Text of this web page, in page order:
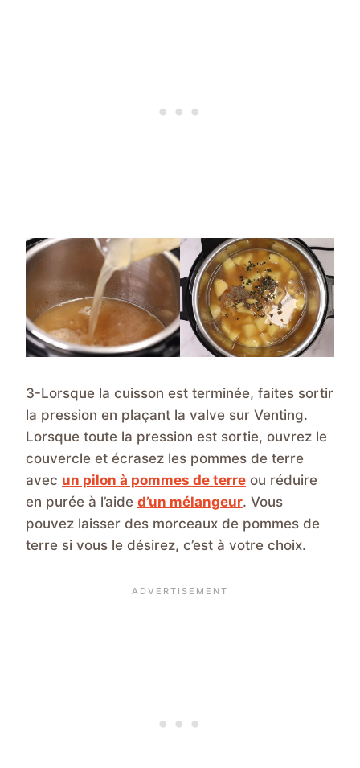
3-Lorsque la cuisson est terminée, faites sortir
la pression en plaçant la valve sur Venting.
Lorsque toute la pression est sortie, ouvrez le
couvercle et écrasez les pommes de terre
avec un pilon à pommes de terre ou réduire
en purée à l’aide d’un mélangeur. Vous
pouvez laisser des morceaux de pommes de
terre si vous le désirez, c’est à votre choix.